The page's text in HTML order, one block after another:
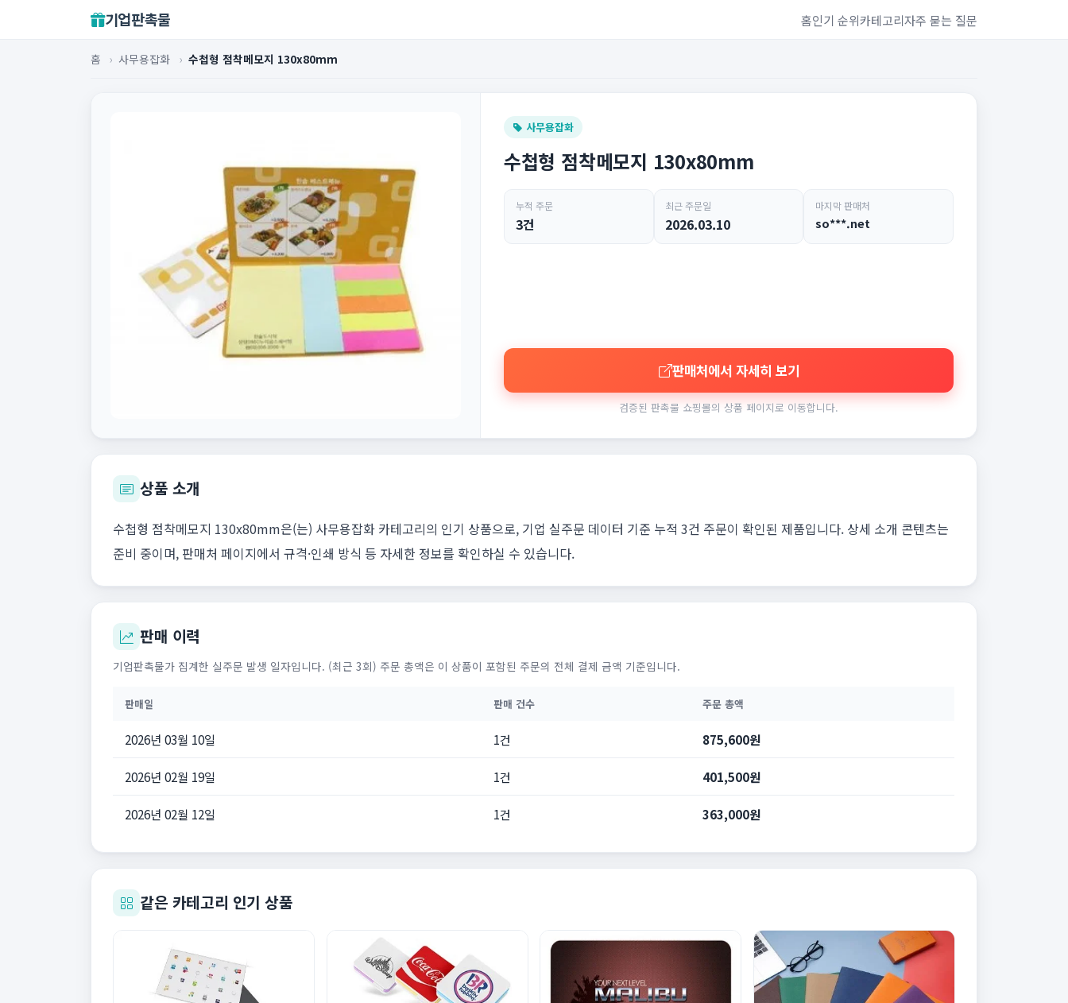
기업판촉물 홈인기 순위카테고리자주 묻는 질문
홈 › 사무용잡화 › 수첩형 점착메모지 130x80mm
사무용잡화
수첩형 점착메모지 130x80mm
누적 주문
3건
최근 주문일
2026.03.10
마지막 판매처
so***.net
판매처에서 자세히 보기
검증된 판촉물 쇼핑몰의 상품 페이지로 이동합니다.
상품 소개
수첩형 점착메모지 130x80mm은(는) 사무용잡화 카테고리의 인기 상품으로, 기업 실주문 데이터 기준 누적 3건 주문이 확인된 제품입니다. 상세 소개 콘텐츠는
준비 중이며, 판매처 페이지에서 규격·인쇄 방식 등 자세한 정보를 확인하실 수 있습니다.
판매 이력
기업판촉물가 집계한 실주문 발생 일자입니다. (최근 3회) 주문 총액은 이 상품이 포함된 주문의 전체 결제 금액 기준입니다.
판매일 판매 건수 주문 총액
2026년 03월 10일 1건 875,600원
2026년 02월 19일 1건 401,500원
2026년 02월 12일 1건 363,000원
같은 카테고리 인기 상품